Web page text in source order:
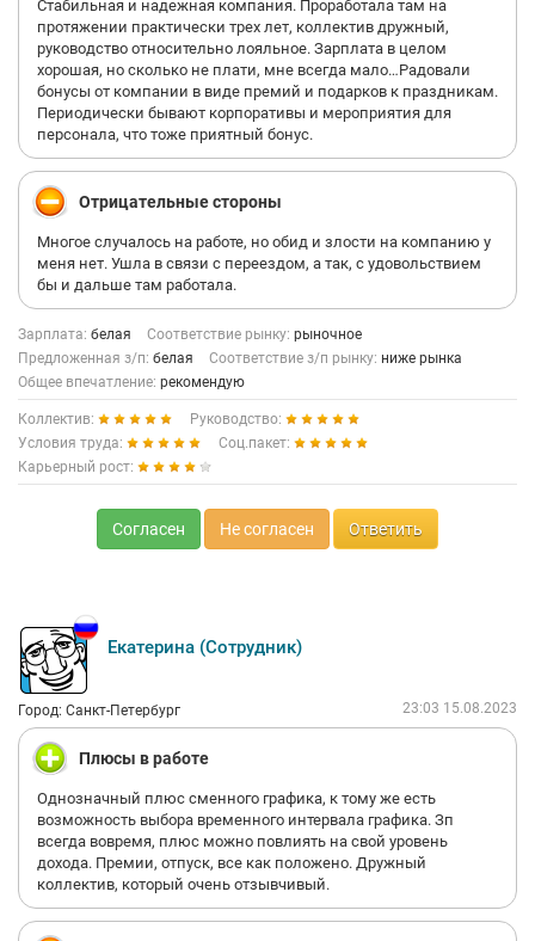
Стабильная и надежная компания. Проработала там на
протяжении практически трех лет, коллектив дружный,
руководство относительно лояльное. Зарплата в целом
хорошая, но сколько не плати, мне всегда мало…Радовали
бонусы от компании в виде премий и подарков к праздникам.
Периодически бывают корпоративы и мероприятия для
персонала, что тоже приятный бонус.
Отрицательные стороны
Многое случалось на работе, но обид и злости на компанию у
меня нет. Ушла в связи с переездом, а так, с удовольствием
бы и дальше там работала.
Зарплата: белая Соответствие рынку: рыночное
Предложенная з/п: белая Соответствие з/п рынку: ниже рынка
Общее впечатление: рекомендую
Коллектив:
Руководство:
Условия труда:
Соц.пакет:
Карьерный рост:
Согласен Не согласен Ответить
Екатерина (Сотрудник)
Город: Санкт-Петербург 23:03 15.08.2023
Плюсы в работе
Однозначный плюс сменного графика, к тому же есть
возможность выбора временного интервала графика. Зп
всегда вовремя, плюс можно повлиять на свой уровень
дохода. Премии, отпуск, все как положено. Дружный
коллектив, который очень отзывчивый.